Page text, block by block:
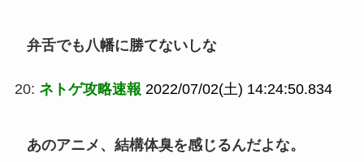
弁舌でも八幡に勝てないしな
20: ネトゲ攻略速報 2022/07/02(土) 14:24:50.834
あのアニメ、結構体臭を感じるんだよな。